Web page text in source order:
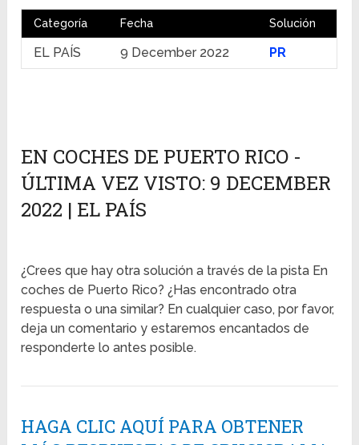
Categoría Fecha Solución
EL PAÍS 9 December 2022 PR
EN COCHES DE PUERTO RICO -
ÚLTIMA VEZ VISTO: 9 DECEMBER
2022 | EL PAÍS
¿Crees que hay otra solución a través de la pista En
coches de Puerto Rico? ¿Has encontrado otra
respuesta o una similar? En cualquier caso, por favor,
deja un comentario y estaremos encantados de
responderte lo antes posible.
HAGA CLIC AQUÍ PARA OBTENER